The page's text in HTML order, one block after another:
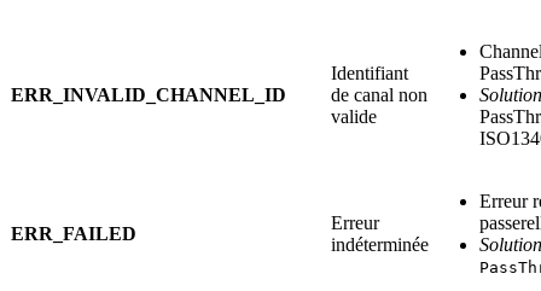
ERR_INVALID_CHANNEL_ID
Identifiant
de canal non
valide
ERR_FAILED
Erreur
indéterminée
Erreur